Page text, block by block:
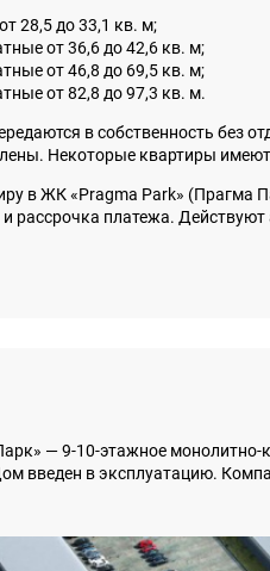
28,5 до 33,1 кв. м;
от 36,6 до 42,6 кв. м;
от 46,8 до 69,5 кв. м;
от 82,8 до 97,3 кв. м.
в собственность без
Некоторые квартиры
в ЖК «Pragma Park» (Прагма
рассрочка платежа.
— 9-10-этажное монолитно-
введен в эксплуатацию.